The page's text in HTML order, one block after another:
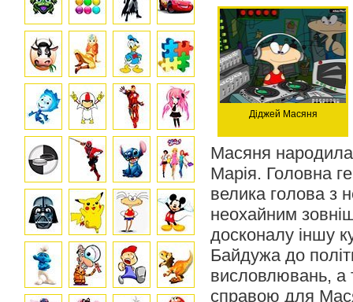
Діджей Масяня
Масяня
Марія. Головна
велика голова з
неохайним
досконалу іншу
Байдужа до
висловлювань, а
справою для